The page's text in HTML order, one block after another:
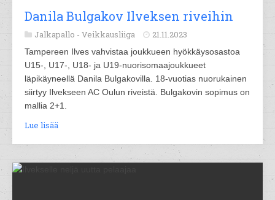
Danila Bulgakov Ilveksen riveihin
Jalkapallo - Veikkausliiga 21.11.2023
Tampereen Ilves vahvistaa joukkueen hyökkäysosastoa
U15-, U17-, U18- ja U19-nuorisomaajoukkueet
läpikäyneellä Danila Bulgakovilla. 18-vuotias nuorukainen
siirtyy Ilvekseen AC Oulun riveistä. Bulgakovin sopimus on
mallia 2+1.
Lue lisää